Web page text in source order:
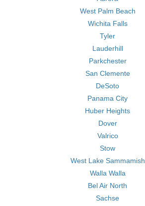
West Palm Beach
Wichita Falls
Tyler
Lauderhill
Parkchester
San Clemente
DeSoto
Panama City
Huber Heights
Dover
Valrico
Stow
West Lake Sammamish
Walla Walla
Bel Air North
Sachse